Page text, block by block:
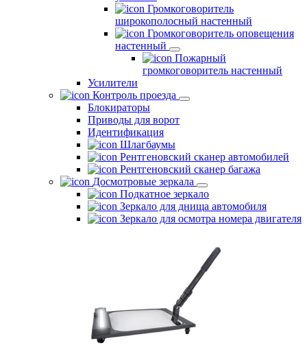
Громкоговоритель
широкополосный настенный
Громкоговоритель оповещения
настенный
Пожарный
громкоговоритель настенный
Усилители
Контроль проезда
Блокираторы
Приводы для ворот
Идентификация
Шлагбаумы
Рентгеновский сканер автомобилей
Рентгеновский сканер багажа
Досмотровые зеркала
Подкатное зеркало
Зеркало для днища автомобиля
Зеркало для осмотра номера двигателя